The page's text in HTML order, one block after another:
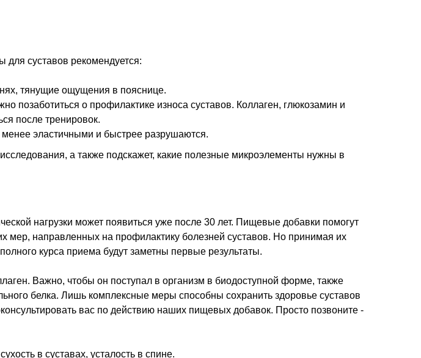
суставов рекомендуется:
тянущие ощущения в пояснице.
позаботиться о профилактике износа суставов. Коллаген, глюкозамин и
после тренировок.
менее эластичными и быстрее разрушаются.
а также подскажет, какие полезные микроэлементы нужны в
нагрузки может появиться уже после 30 лет. Пищевые добавки помогут
мер, направленных на профилактику болезней суставов. Но принимая их
курса приема будут заметны первые результаты.
Важно, чтобы он поступал в организм в биодоступной форме, также
белка. Лишь комплексные меры способны сохранить здоровье суставов
вас по действию наших пищевых добавок. Просто позвоните -
в суставах, усталость в спине.